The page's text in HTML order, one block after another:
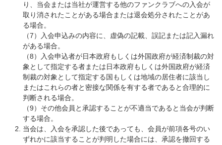
り、当会または当社が運営する他のファンクラブへの入会が
取り消されたことがある場合または退会処分されたことがあ
る場合。
（7）入会申込みの内容に、虚偽の記載、誤記または記入漏れ
がある場合。
（8）入会申込者が日本政府もしくは外国政府が経済制裁の対
象として指定する者または日本政府もしくは外国政府が経済
制裁の対象として指定する国もしくは地域の居住者に該当し
またはこれらの者と密接な関係を有する者であると合理的に
判断される場合。
（9）その他会員と承認することが不適当であると当会が判断
する場合。
当会は、入会を承認した後であっても、会員が前項各号のい
ずれかに該当することが判明した場合には、承認を撤回する